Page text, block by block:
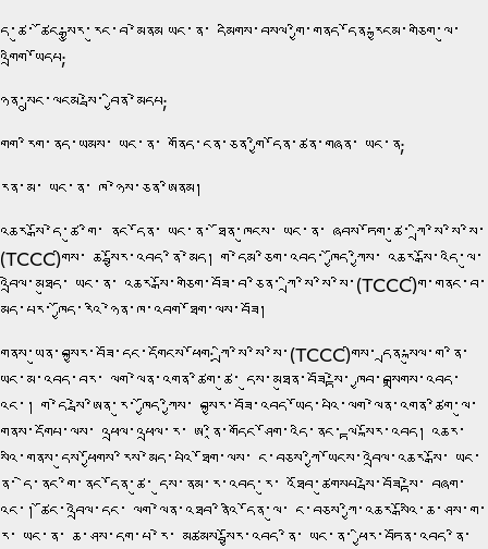
དེ་ཚུ་ ཚོང་སྒྱུར་རུང་བ་མེནམ ཡང་ན་ དམིགས་བསལ་གྱི་གནད་དོན་རྐྱངམ་གཅིག་ལུ་
འགྲིག་ཡོདཔ;
ཉེན་སྲུང་ལངམ་སྦེ་ བྱིན་མེདཔ;
གློག་རིག་ནད་ཡམས་ ཡང་ན་ གནོད་ངན་ཅན་གྱི་དོན་ཚན་གཞན་ ཡང་ན;
རྫུན་མ་ ཡང་ན་ ཁ་ཉེས་ཅན་ཨིནམ།
འཆར་སྒོ་དེ་ཚུ་གི་ ནང་དོན་ ཡང་ན་ ཐོན་ཁུངས་ ཡང་ན་ ཞབས་ཏོག་ཚུ་ ཀྲི་སི་སི་སི་
(TCCC)གིས་ ཆ་སྦྱོར་འབད་ནི་མེད། ག་དེམ་ཅིག་འབད་ ཁྱོད་ཀྱིས་ འཆར་སྒོ་འདི་ལུ་
འབྲེལ་མཐུད་ ཡང་ན་ འཆར་སྒོ་གཅིག་བཟོ་བ་ཅིན་ ཀྲི་སི་སི་སི་(TCCC)གི་གནང་བ་
མེད་པར་ ཁྱོད་རའི་ཉེན་ཁ་འབག་ཐོག་ལས་བཟོ།
གནས་ཡུན་བསྐྱར་བཟོ་དང་དགོངས་ཕོག: ཀྲི་སི་སི་སི་(TCCC)གིས་ དྲན་སྐུལ་ག་ནི་
ཡང་མ་འབད་བར་ ལག་ལེན་འགན་ཚིག་ཚུ་ དུས་མཐུན་བཟོ་སྟེ་ ཁྱབ་བསྒྲགས་འབད་
འོང་། ག་དེ་སྦེ་ཨིན་རུ་ ཁྱོད་ཀྱིས་ བསྐྱར་བཟོ་འབད་ཡོད་པའི་ལག་ལེན་འགན་ཚིག་ལུ་
གནས་དགོཔ་ལས་ འཕྲལ་འཕྲལ་ར་ ཨ་ནཱི་གདོང་ཤོག་འདི་ནང་ ལྟ་སྐོར་འབད། འཆར་
སྒོའི་གནས་དུས་ཕྱོགས་རིས་མེད་པའི་ཐོག་ལས་ ང་བཅས་ཀྱི་ཡོངས་འབྲེལ་འཆར་སྒོ་ ཡང་
ན་ དེ་ནང་གི་ནང་དོན་ཚུ་ དུས་ནམ་ར་འབད་རུ་ འཐོབ་ཚུགསཔ་སྦེ་བཟོ་སྟེ་ བཞག་
འོང་། ཚོང་འབྲེལ་དང་ ལག་ལེན་འཐབ་ནིའི་དོན་ལུ་ ང་བཅས་ཀྱི་འཆར་སྒོའི་ཆ་ཤས་ག་
ར་ ཡང་ན་ ཆ་ཤས་དག་པ་རེ་ མཚམས་སྦྱོར་འབད་ནི་ ཡང་ན་ ཕྱིར་བཏོན་འབད་ནི་